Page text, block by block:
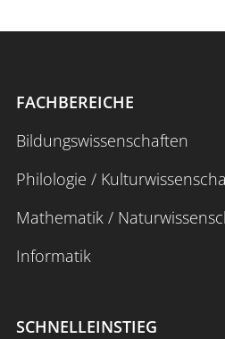
FACHBEREICHE
Bildungswissenschaften
Philologie /
Mathematik /
Informatik
SCHNELLEINSTIEG